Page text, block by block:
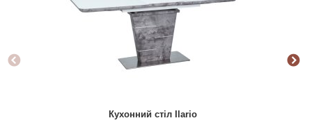
Кухонний стіл Ilario